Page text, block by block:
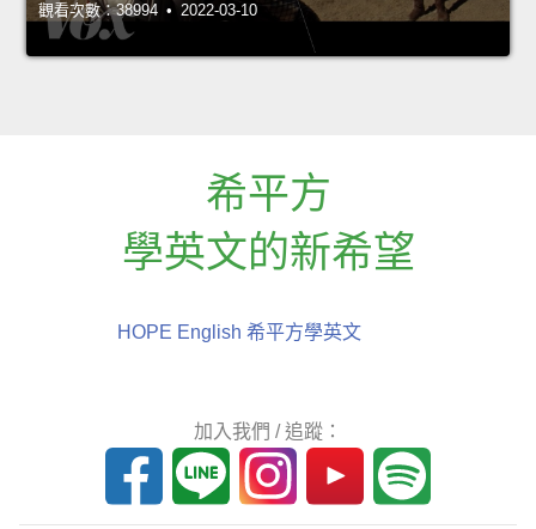
觀看次數：38994 • 2022-03-10
希平方
學英文的新希望
HOPE English 希平方學英文
加入我們 / 追蹤：